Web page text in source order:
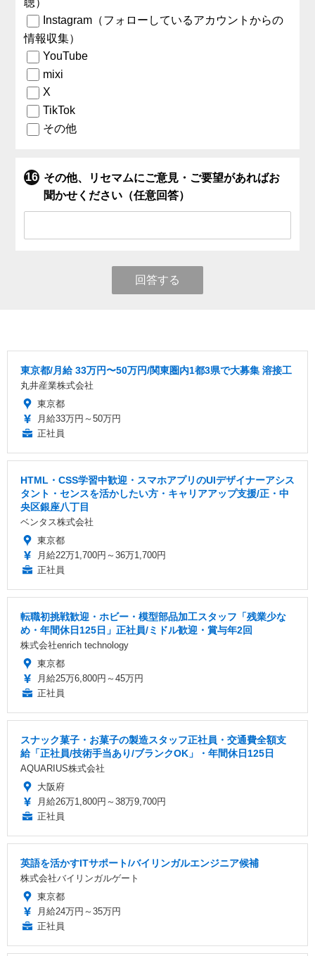
聴）
Instagram（フォローしているアカウントからの
情報収集）
YouTube
mixi
X
TikTok
その他
その他、リセマムにご意見・ご要望があればお
聞かせください（任意回答）
回答する
東京都/月給 33万円〜50万円/関東圏内1都3県で大募集 溶接工
丸井産業株式会社
東京都
月給33万円～50万円
正社員
HTML・CSS学習中歓迎・スマホアプリのUIデザイナーアシス
タント・センスを活かしたい方・キャリアアップ支援/正・中
央区銀座八丁目
ベンタス株式会社
東京都
月給22万1,700円～36万1,700円
正社員
転職初挑戦歓迎・ホビー・模型部品加工スタッフ「残業少な
め・年間休日125日」正社員/ミドル歓迎・賞与年2回
株式会社enrich technology
東京都
月給25万6,800円～45万円
正社員
スナック菓子・お菓子の製造スタッフ正社員・交通費全額支
給「正社員/技術手当あり/ブランクOK」・年間休日125日
AQUARIUS株式会社
大阪府
月給26万1,800円～38万9,700円
正社員
英語を活かすITサポート/バイリンガルエンジニア候補
株式会社バイリンガルゲート
東京都
月給24万円～35万円
正社員